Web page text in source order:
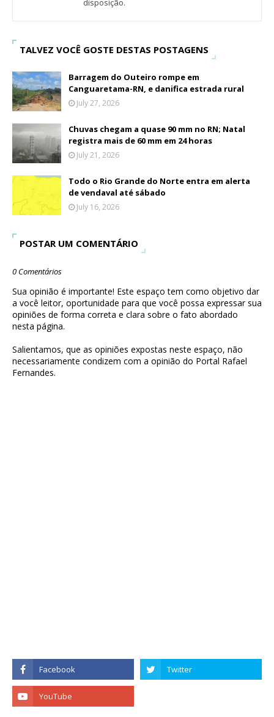
disposição.
TALVEZ VOCÊ GOSTE DESTAS POSTAGENS
Barragem do Outeiro rompe em
Canguaretama-RN, e danifica estrada rural
July 27, 2026
Chuvas chegam a quase 90 mm no RN; Natal
registra mais de 60 mm em 24 horas
July 21, 2026
Todo o Rio Grande do Norte entra em alerta
de vendaval até sábado
July 16, 2026
POSTAR UM COMENTÁRIO
0 Comentários
Sua opinião é importante! Este espaço tem como objetivo dar
a você leitor, oportunidade para que você possa expressar sua
opiniões de forma correta e clara sobre o fato abordado
nesta página.
Salientamos, que as opiniões expostas neste espaço, não
necessariamente condizem com a opinião do Portal Rafael
Fernandes.